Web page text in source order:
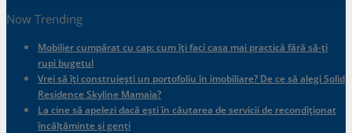
Now Trending
Mobilier cumpărat cu cap: cum îți faci casa mai practică fără să-ți
rupi bugetul
Vrei să îți construiești un portofoliu în imobiliare? De ce să alegi Solid
Residence Skyline Mamaia?
La cine să apelezi dacă ești în căutarea de servicii de recondiționat
încălțăminte și genți